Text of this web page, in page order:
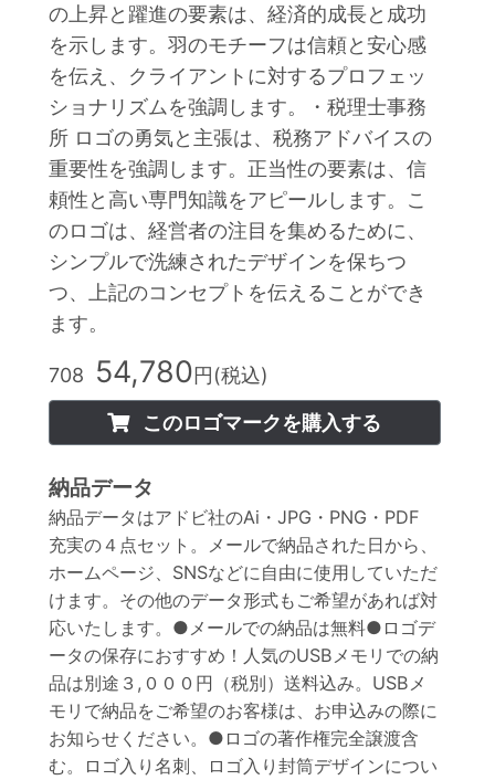
の上昇と躍進の要素は、経済的成長と成功
を示します。羽のモチーフは信頼と安心感
を伝え、クライアントに対するプロフェッ
ショナリズムを強調します。・税理士事務
所 ロゴの勇気と主張は、税務アドバイスの
重要性を強調します。正当性の要素は、信
頼性と高い専門知識をアピールします。こ
のロゴは、経営者の注目を集めるために、
シンプルで洗練されたデザインを保ちつ
つ、上記のコンセプトを伝えることができ
ます。
708 54,780円(税込)
このロゴマークを購入する
納品データ
納品データはアドビ社のAi・JPG・PNG・PDF
充実の４点セット。メールで納品された日から、
ホームページ、SNSなどに自由に使用していただ
けます。その他のデータ形式もご希望があれば対
応いたします。●メールでの納品は無料●ロゴデ
ータの保存におすすめ！人気のUSBメモリでの納
品は別途３,０００円（税別）送料込み。USBメ
モリで納品をご希望のお客様は、お申込みの際に
お知らせください。●ロゴの著作権完全譲渡含
む。ロゴ入り名刺、ロゴ入り封筒デザインについ